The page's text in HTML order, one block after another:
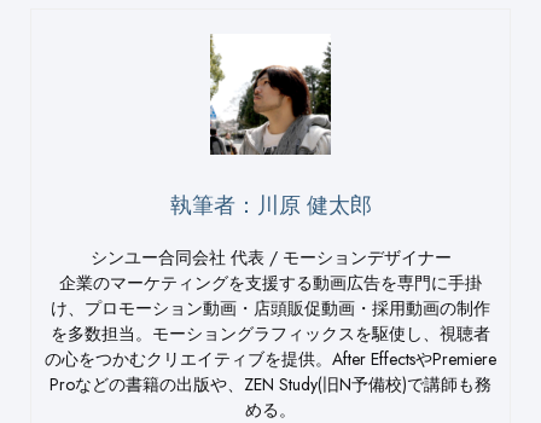
執筆者：川原 健太郎
シンユー合同会社 代表 / モーションデザイナー
企業のマーケティングを支援する動画広告を専門に手掛
け、プロモーション動画・店頭販促動画・採用動画の制作
を多数担当。モーショングラフィックスを駆使し、視聴者
の心をつかむクリエイティブを提供。After EffectsやPremiere
Proなどの書籍の出版や、ZEN Study(旧N予備校)で講師も務
める。